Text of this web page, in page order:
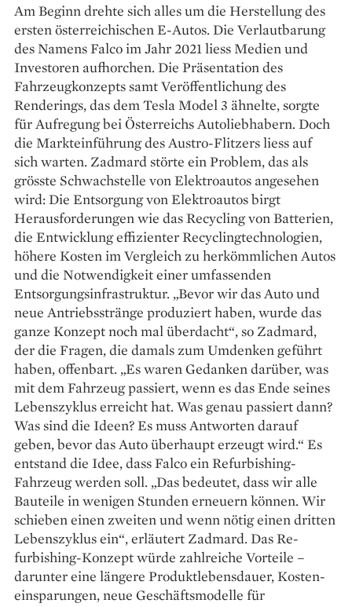
Am Beginn drehte sich ­alles um die Herstellung des
ersten österreichischen E-Autos. Die Verlaut­barung
des Namens Falco im Jahr 2021 liess Medien und
Investoren aufhorchen. Die Präsentation des
Fahrzeugkonzepts samt Veröffentlichung des
Renderings, das dem Tesla Model 3 ähnelte, sorgte
für Aufregung bei Österreichs Auto­liebhabern. Doch
die Markt­einführung des Austro-Flitzers liess auf
sich warten. Zadmard störte ein Problem, das als
grösste Schwachstelle von Elektroautos angesehen
wird: Die Entsorgung von Elektroautos birgt
Herausforderungen wie das Recycling von Batterien,
die Entwicklung effizienter Recyclingtechnologien,
höhere Kosten im Vergleich zu herkömmlichen Autos
und die Notwendigkeit einer umfassenden
Entsorgungs­infrastruktur. „Bevor wir das Auto und
neue Antriebsstränge produziert haben, wurde das
ganze Konzept noch mal überdacht“, so Zadmard,
der die ­Fragen, die damals zum Umdenken geführt
haben, offenbart. „Es waren Gedanken darüber, was
mit dem Fahrzeug passiert, wenn es das Ende seines
Lebenszyklus erreicht hat. Was genau passiert dann?
Was sind die Ideen? Es muss Antworten darauf
geben, bevor das Auto überhaupt erzeugt wird.“ Es
entstand die Idee, dass Falco ein Refurbishing-
Fahrzeug werden soll. „Das ­bedeutet, dass wir alle
Bauteile in wenigen Stunden erneuern können. Wir
schieben einen zweiten und wenn nötig einen dritten
Lebens­zyklus ein“, erläutert Zadmard. Das Re­
furbishing-Konzept würde zahl­reiche Vorteile –
darunter eine längere ­Produktlebensdauer, Kosten­
einsparungen, neue Geschäfts­modelle für